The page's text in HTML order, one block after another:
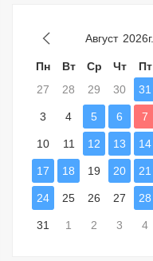
Август 2026г.
Пн Вт Ср Чт Пт
27
28 29 30 31
3 4 5 6 7
10 11 12 13 14
17 18 19 20 21
24 25 26 27 28
31 1 2 3 4